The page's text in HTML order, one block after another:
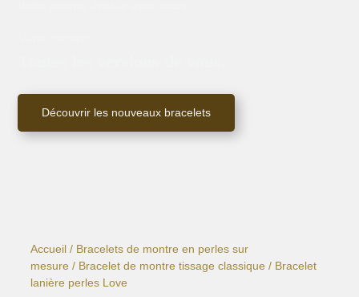
Découvrir les nouveaux bracelets
Accueil / Bracelets de montre en perles sur
mesure / Bracelet de montre tissage classique / Bracelet
lanière perles Love